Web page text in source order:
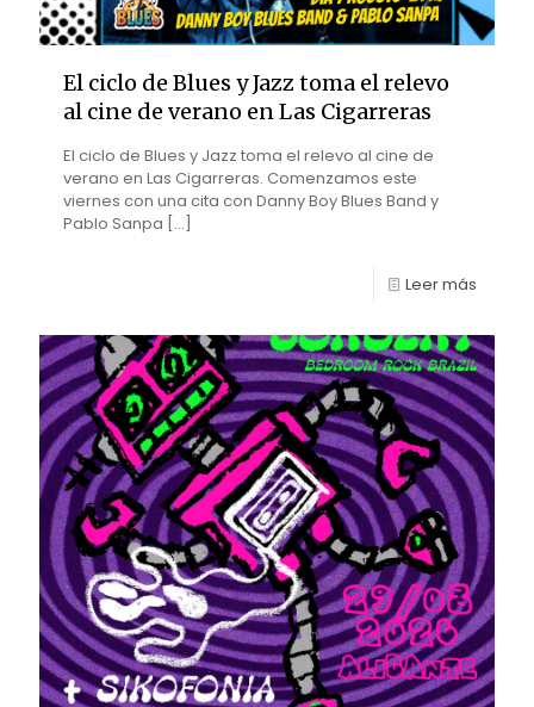
El ciclo de Blues y Jazz toma el relevo
al cine de verano en Las Cigarreras
El ciclo de Blues y Jazz toma el relevo al cine de
verano en Las Cigarreras. Comenzamos este
viernes con una cita con Danny Boy Blues Band y
Pablo Sanpa […]
Leer más